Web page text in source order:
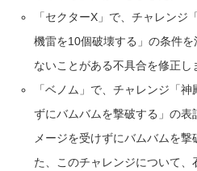
「セクターX」で、チャレンジ
機雷を10個破壊する」の条件
ないことがある不具合を修正し
「ベノム」で、チャレンジ「
ずにバムバムを撃破する」の
メージを受けずにバムバムを
た、このチャレンジについて